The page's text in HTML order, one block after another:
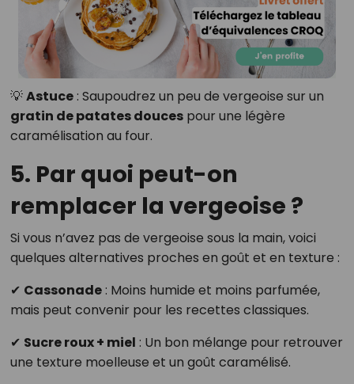
💡Astuce: Saupoudrez un peu de vergeoise sur un
gratin de patates doucespour une légère
caramélisation au four.
5. Par quoi peut-on
remplacer la vergeoise ?
Si vous n’avez pas de vergeoise sous la main, voici
quelques alternatives proches en goût et en texture :
✔ Cassonade: Moins humide et moins parfumée,
mais peut convenir pour les recettes classiques.
✔ Sucre roux + miel : Un bon mélange pour retrouver
une texture moelleuse et un goût caramélisé.